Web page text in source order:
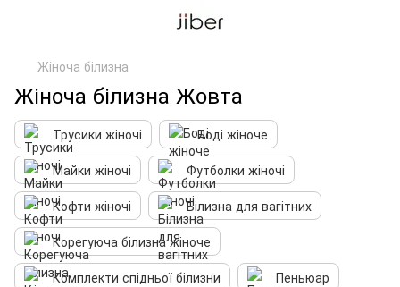
Жіноча білизна
Жіноча білизна Жовта
Трусики жіночі
Боді жіноче
Майки жіночі
Футболки жіночі
Кофти жіночі
Білизна для вагітних
Корегуюча білизна жіноче
Комплекти спідньої білизни
Пеньюар